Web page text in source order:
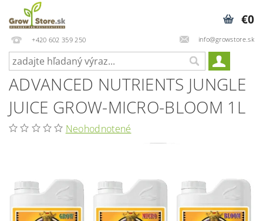
+420 602 359 250 info@growstore.sk
€0
ADVANCED NUTRIENTS JUNGLE
JUICE GROW-MICRO-BLOOM 1L
Neohodnotené